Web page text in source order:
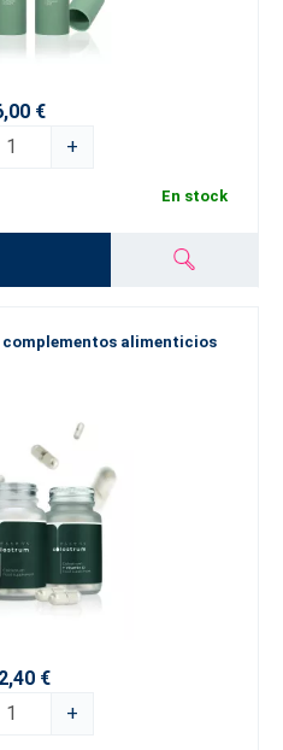
€
+
En stock
complementos alimenticios
€
+